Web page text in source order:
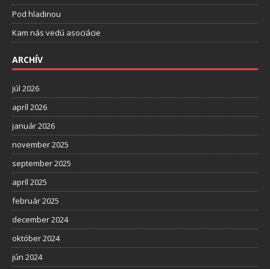
Pod hladinou
Kam nás vedú asociácie
ARCHÍV
júl 2026
apríl 2026
január 2026
november 2025
september 2025
apríl 2025
február 2025
december 2024
október 2024
jún 2024